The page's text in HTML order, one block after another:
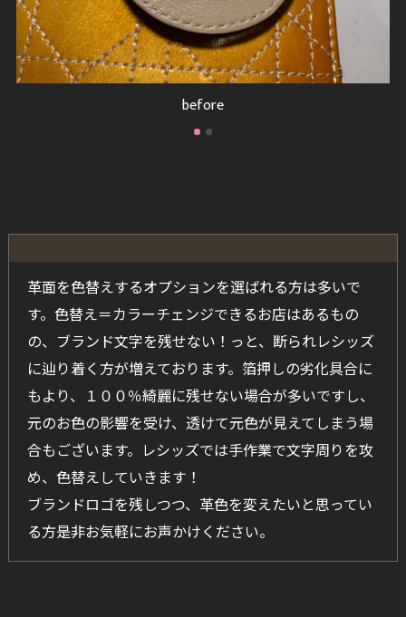
after
革面を色替えするオプションを選ばれる方は多いで
す。色替え＝カラーチェンジできるお店はあるもの
の、ブランド文字を残せない！っと、断られレシッズ
に辿り着く方が増えております。箔押しの劣化具合に
もより、１００％綺麗に残せない場合が多いですし、
元のお色の影響を受け、透けて元色が見えてしまう場
合もございます。レシッズでは手作業で文字周りを攻
め、色替えしていきます！
ブランドロゴを残しつつ、革色を変えたいと思ってい
る方是非お気軽にお声かけください。